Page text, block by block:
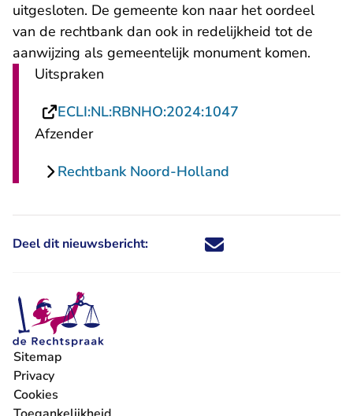
uitgesloten. De gemeente kon naar het oordeel
van de rechtbank dan ook in redelijkheid tot de
aanwijzing als gemeentelijk monument komen.
Uitspraken
ECLI:NL:RBNHO:2024:1047
Afzender
Rechtbank Noord-Holland
Deel dit nieuwsbericht: Deel dit nieuwsbericht via X -
Deel dit nieuwsbericht via
Deel dit nieuwsbericht
Deel dit
Sitemap
Privacy
Cookies